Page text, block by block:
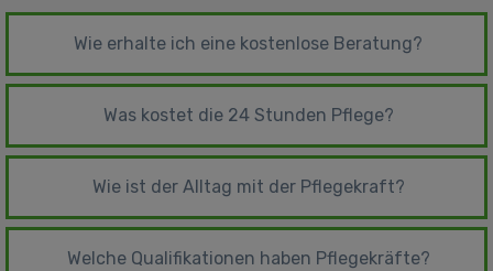
Wie erhalte ich eine kostenlose Beratung?
Was kostet die 24 Stunden Pflege?
Wie ist der Alltag mit der Pflegekraft?
Welche Qualifikationen haben Pflegekräfte?